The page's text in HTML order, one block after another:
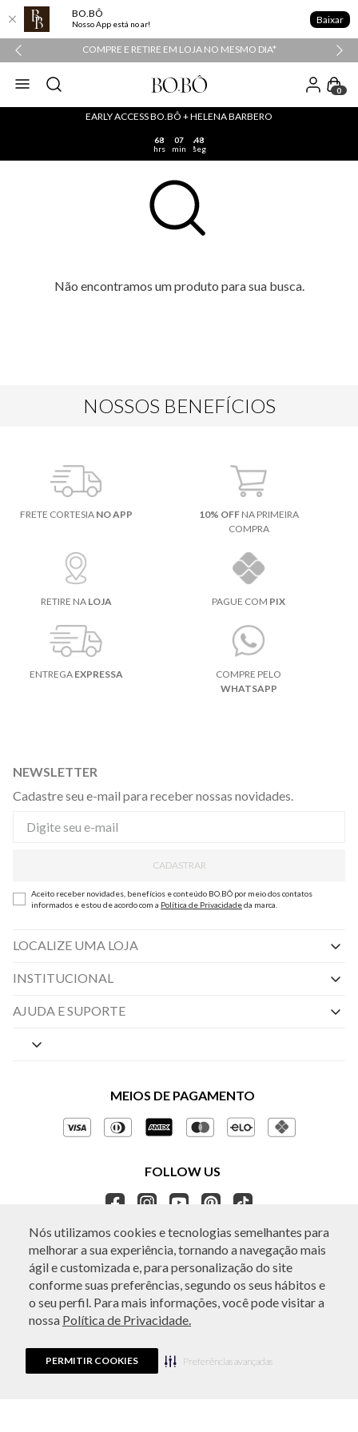
BO.BÔ
Nosso App está no ar! Baixar
Nós utilizamos cookies e tecnologias semelhantes para
melhorar a sua experiência, tornando a navegação mais
ágil e customizada e, para personalização do site
conforme suas preferências, segundo os seus hábitos e
o seu perfil. Para mais informações, você pode visitar a
nossa Política de Privacidade.
PERMITIR COOKIES Preferências avançadas
COMPRE E RETIRE EM LOJA NO MESMO DIA*
0
EARLY ACCESS BO.BÔ + HELENA BARBERO
68
hrs
07
min
48
seg
Não encontramos um produto para sua busca.
NOSSOS BENEFÍCIOS
FRETE CORTESIA NO APP 10% OFFNA PRIMEIRA
COMPRA
RETIRE NA LOJA PAGUE COM PIX
ENTREGA EXPRESSA
COMPRE PELO
WHATSAPP
NEWSLETTER
Cadastre seu e-mail para receber nossas novidades.
CADASTRAR
Aceito receber novidades, benefícios e conteúdo BO.BÔ por meio dos contatos
informados e estou de acordo com a Política de Privacidadeda marca.
LOCALIZE UMA LOJA
INSTITUCIONAL
Nossas Lojas
Políticas de Privacidade
Gestão de Privacidade
Ética e Sustentabilidade
Seja um Revendedor
APP BO.BÔ
AJUDA E SUPORTE
Central de Preferências
Perguntas frequentes
Regulamentos e Promoções
MEIOS DE PAGAMENTO
FOLLOW US
© Copyright 2026 - Todos os direitos reservados. A BO.BÔ reserva-se no
disponibilidade de estoque a qualquer momento.
Em caso de dúvidas:0800 440 2222.
Horário de Atendimento:das 8h às 20h de segunda a sábado, exceto